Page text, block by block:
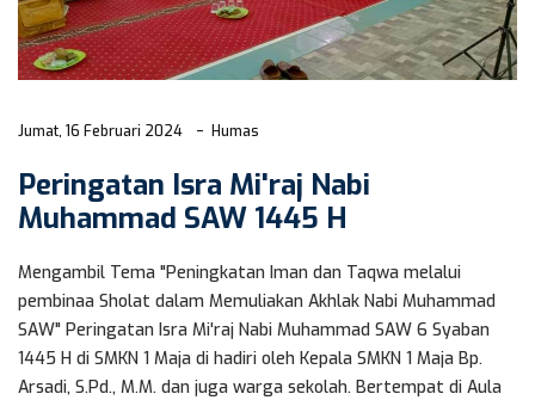
Jumat, 16 Februari 2024 Humas
Peringatan Isra Mi'raj Nabi
Muhammad SAW 1445 H
Mengambil Tema "Peningkatan Iman dan Taqwa melalui
pembinaa Sholat dalam Memuliakan Akhlak Nabi Muhammad
SAW" Peringatan Isra Mi'raj Nabi Muhammad SAW 6 Syaban
1445 H di SMKN 1 Maja di hadiri oleh Kepala SMKN 1 Maja Bp.
Arsadi, S.Pd., M.M. dan juga warga sekolah. Bertempat di Aula